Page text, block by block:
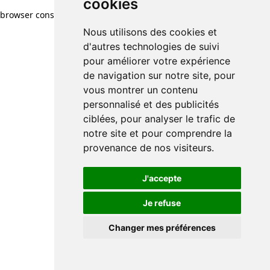
cookies
Nous utilisons des cookies et
d'autres technologies de suivi
pour améliorer votre expérience
de navigation sur notre site, pour
vous montrer un contenu
personnalisé et des publicités
ciblées, pour analyser le trafic de
notre site et pour comprendre la
provenance de nos visiteurs.
J'accepte
Je refuse
Changer mes préférences
browser console for more information)